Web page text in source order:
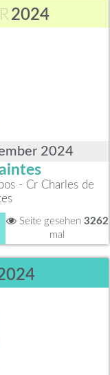
2024
2024
- Cr Charles de
Seite gesehen 3262
mal